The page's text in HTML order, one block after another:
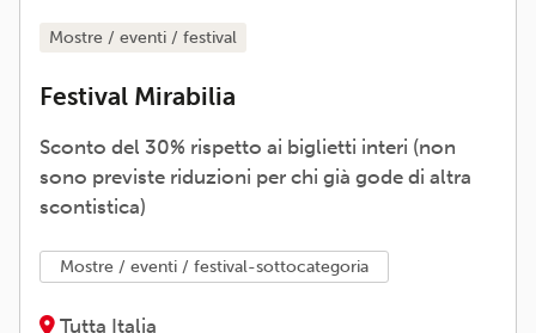
mostre / eventi / festival
Festival Mirabilia
Sconto del 30% rispetto ai biglietti interi (non
sono previste riduzioni per chi già gode di altra
scontistica)
mostre / eventi / festival-sottocategoria
Tutta Italia